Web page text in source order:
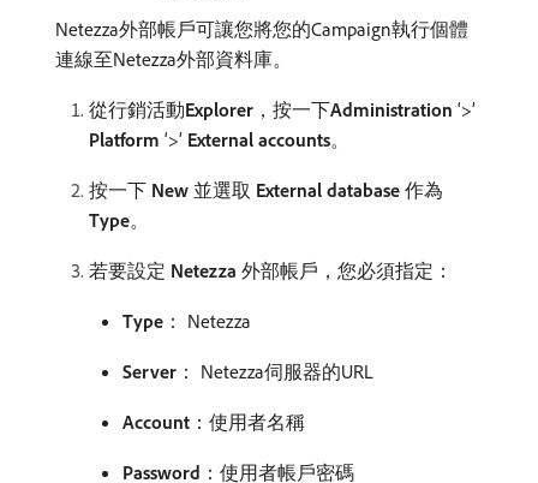
Netezza外部帳戶可讓您將您的Campaign執行個體
連線至Netezza外部資料庫。
從行銷活動​Explorer ，按一下​Administration ‘>’
Platform ‘>’ External accounts。
按一下​ New ​並選取​ External database ​作為​
Type。
若要設定​ Netezza ​外部帳戶，您必須指定：
Type ： Netezza
Server ： Netezza伺服器的URL
Account ：使用者名稱
Password ：使用者帳戶密碼